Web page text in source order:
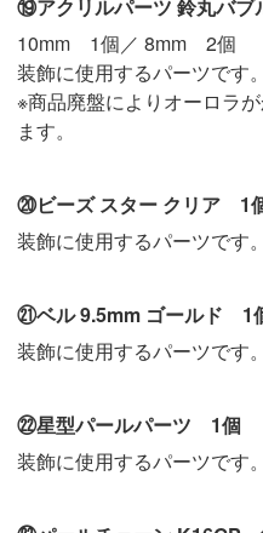
⑲アクリルパーツ 鈴丸バブ
10mm 1個／ 8mm 2個
装飾に使用するパーツです。
※商品廃盤によりオーロラ
ます。
⑳ビーズ スター クリア 1
装飾に使用するパーツです。
㉑ベル 9.5mm ゴールド 1
装飾に使用するパーツです。
㉒星型パールパーツ 1個
装飾に使用するパーツです。